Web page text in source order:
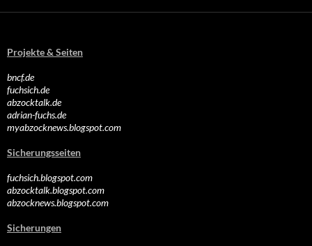
Projekte & Seiten
bncf.de
fuchsich.de
abzocktalk.de
adrian-fuchs.de
myabzocknews.blogspot.com
Sicherungsseiten
fuchsich.blogspot.com
abzocktalk.blogspot.com
abzocknews.blogspot.com
Sicherungen